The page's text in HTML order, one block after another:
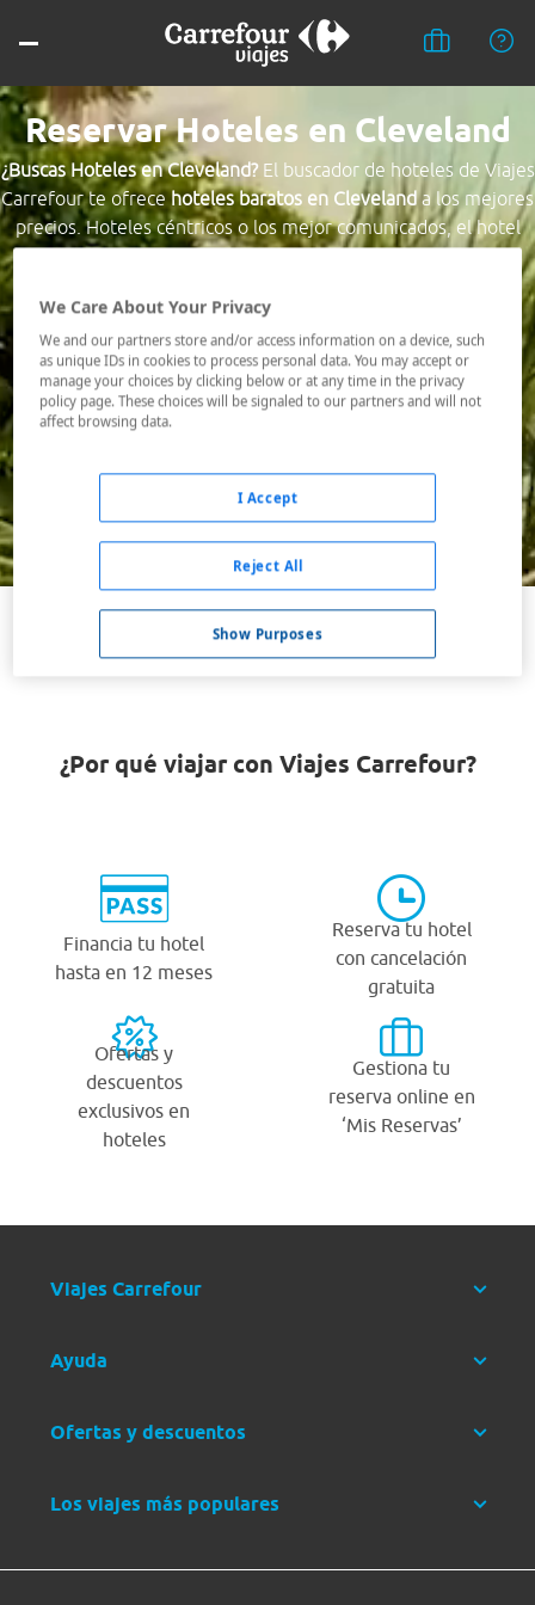
Reservar Hoteles en Cleveland
¿Buscas Hoteles en Cleveland?El buscador de hoteles de Viajes
Carrefour te ofrecehoteles baratos en Clevelanda los mejores
precios. Hoteles céntricos o los mejor comunicados, el hotel
que busques nosotros te lo encontramos al mejor precio.
Destino *
Fechas *
10/08/2026 - 11/08/2026
Buscar
VER TODOS LOS HOTELES BARATOS EN CLEVELAND
¿Por qué viajar con Viajes Carrefour?
Financia tu hotel
hasta en 12 meses
Reserva tu hotel
con cancelación
gratuita
Ofertas y
descuentos
exclusivos en
hoteles
Gestiona tu
reserva online en
‘Mis Reservas’
Viajes Carrefour
Ayuda
Ofertas y descuentos
Los viajes más populares
We Care About Your Privacy
We and our partners store and/or access information on a device, such
as unique IDs in cookies to process personal data. You may accept or
manage your choices by clicking below or at any time in the privacy
policy page. These choices will be signaled to our partners and will not
affect browsing data.
Show Purposes
Reject All
I Accept